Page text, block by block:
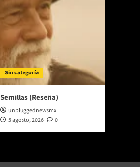
Sin categoría
Semillas (Reseña)
unpluggednewsmx
5 agosto, 2026
0